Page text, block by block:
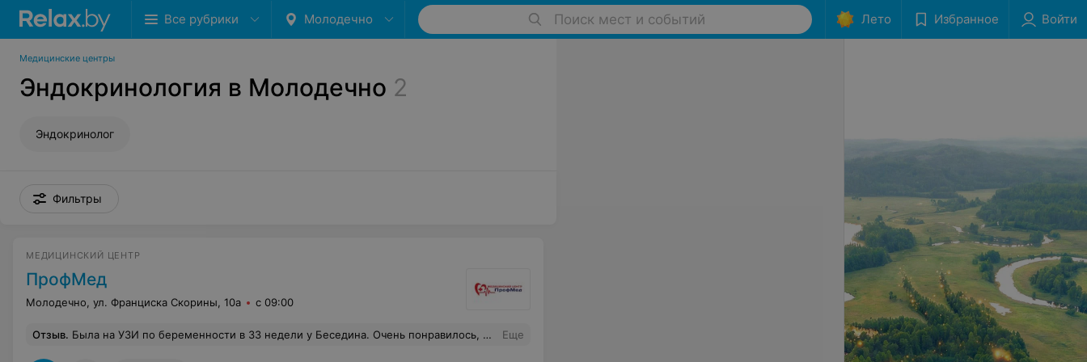
Все рубрики Молодечно Поиск мест и событий Лето Избранное Войти
Медицинские центры
Эндокринология в Молодечно 2
Эндокринолог
Фильтры
МЕДИЦИНСКИЙ ЦЕНТР
ПрофМед
Молодечно, ул. Франциска Скорины, 10а с 09:00
Отзыв. Была на УЗИ по беременности в 33 недели у Беседина. Очень понравилось, всё подробно рассказал, показал, сделал фото. Было много вопросов, на всё отвечал, и всё доступно объяснял! Осталась очень довольна. Побольше бы таких специалистов! Еще